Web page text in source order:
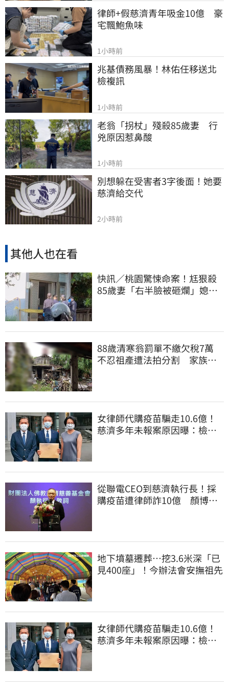
律師+假慈濟青年吸金10億　豪
宅飄鮑魚味
1小時前
兆基債務風暴！林佑任移送北
檢複訊
1小時前
老翁「拐杖」殘殺85歲妻　行
兇原因惹鼻酸
1小時前
別想躲在受害者3字後面！她要
慈濟給交代
2小時前
其他人也在看
快訊／桃園驚悚命案！尪狠殺
85歲妻「右半臉被砸爛」媳報
88歲清寒翁罰單不繳欠稅7萬
不忍祖產遭法拍分割 家族按
女律師代購疫苗騙走10.6億！
慈濟多年未報案原因曝：檢警
從聯電CEO到慈濟執行長！採
購疫苗遭律師詐10億 顏博
地下墳墓遷葬…挖3.6米深「已
見400座」！今辦法會安撫祖先
女律師代購疫苗騙走10.6億！
慈濟多年未報案原因曝：檢警